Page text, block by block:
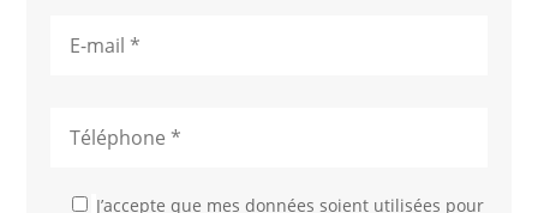
J’accepte que mes données soient utilisées pour